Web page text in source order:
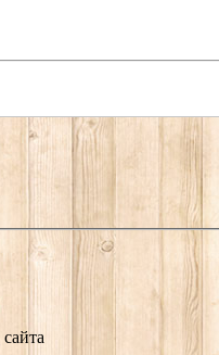
сайта